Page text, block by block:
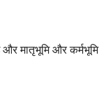
मातृभूमि और कर्मभूमि